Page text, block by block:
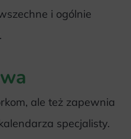
i ogólnie
ale też zapewnia
specjalisty.